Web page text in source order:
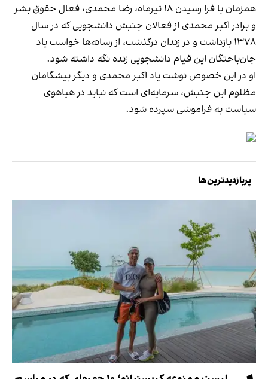
همزمان با فرا رسیدن ۱۸ تیرماه، رضا محمدی، فعال حقوق بشر
و برادر اکبر محمدی از فعالان جنبش دانشجویی که در سال
۱۳۷۸ بازداشت و در زندان درگذشت، از رسانه‌ها خواست یاد
جان‌باختگان این قیام دانشجویی زنده نگه داشته شود.
او در این خصوص نوشت یاد اکبر محمدی و دیگر پیشگامان
مظلوم این جنبش، سرمایه‌ای است که نباید در هیاهوی
سیاست به فراموشی سپرده شود.
پربازدیدترین‌ها